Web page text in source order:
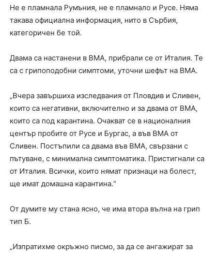
Не е пламнала Румъния, не е пламнало и Русе. Няма
такава официална информация, нито в Сърбия,
категоричен бе той.
Двама са настанени в ВМА, прибрали се от Италия. Те
са с грипоподобни симптоми, уточни шефът на ВМА.
„Вчера завършиха изследвания от Пловдив и Сливен,
които са негативни, включително и за двама от ВМА,
които са под карантина. Очакват се в националния
център пробите от Русе и Бургас, а във ВМА от
Сливен. Постъпили са двама във ВМА, свързани с
пътуване, с минимална симптоматика. Пристигнали са
от Италия. Всички, които нямат признаци на болест,
ще имат домашна карантина.“
От думите му стана ясно, че има втора вълна на грип
тип Б.
„Изпратихме окръжно писмо, за да се ангажират за